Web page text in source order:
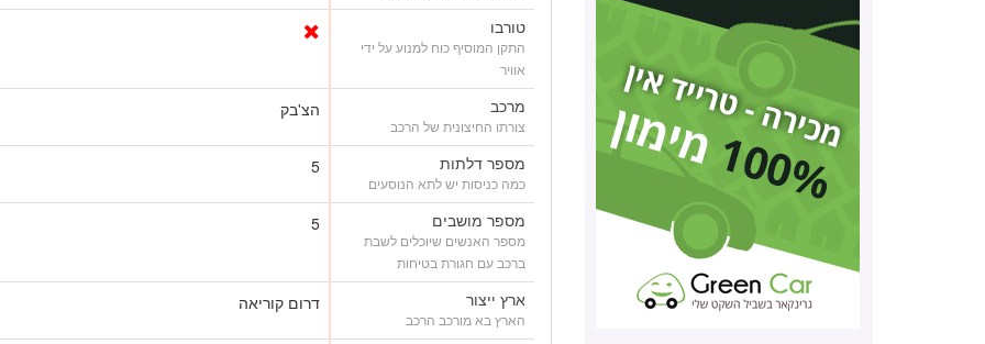
טורבו
התקן המוסיף כוח למנוע על ידי
אוויר
מרכב
צורתו החיצונית של הרכב
הצ'בק
מספר דלתות
כמה כניסות יש לתא הנוסעים
5
מספר מושבים
מספר האנשים שיוכלים לשבת
ברכב עם חגורת בטיחות
5
ארץ ייצור
הארץ בא מורכב הרכב
דרום קוריאה